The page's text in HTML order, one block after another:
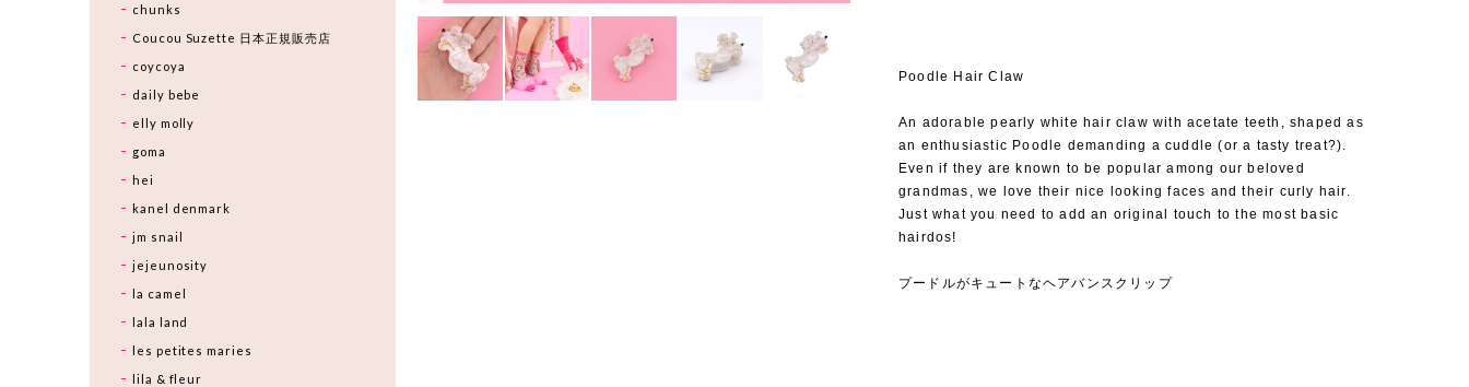
Poodle Hair Claw
An adorable pearly white hair claw with acetate teeth, shaped as
an enthusiastic Poodle demanding a cuddle (or a tasty treat?).
Even if they are known to be popular among our beloved
grandmas, we love their nice looking faces and their curly hair.
Just what you need to add an original touch to the most basic
hairdos!
プードルがキュートなヘアバンスクリップ
chunks
Coucou Suzette 日本正規販売店
coycoya
daily bebe
elly molly
goma
hei
kanel denmark
jm snail
jejeunosity
la camel
lala land
les petites maries
lila & fleur